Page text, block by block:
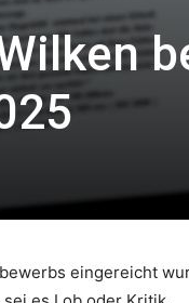
eingereicht